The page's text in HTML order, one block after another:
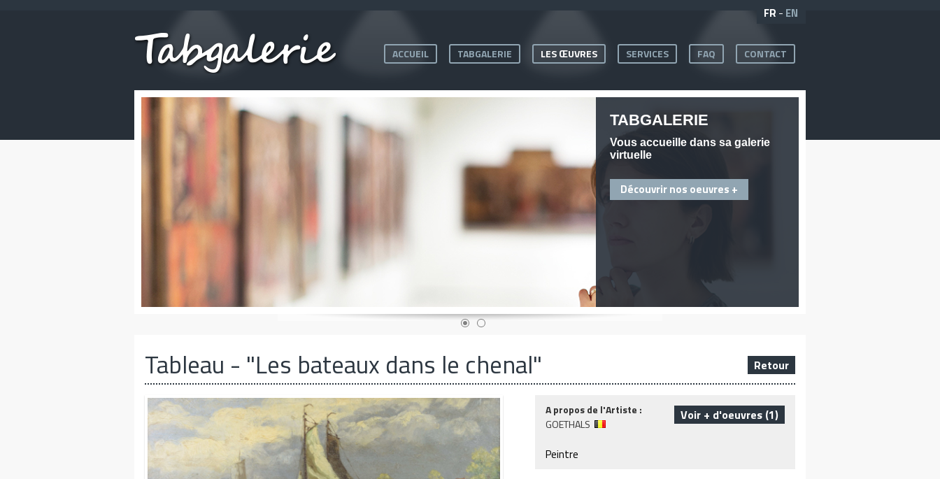
FR - EN
ACCUEIL TABGALERIE LES ŒUVRES SERVICES FAQ CONTACT
Retour
Tableau - "Les bateaux dans le chenal"
Voir + d'oeuvres (1)
A propos de l'Artiste :
GOETHALS
Peintre